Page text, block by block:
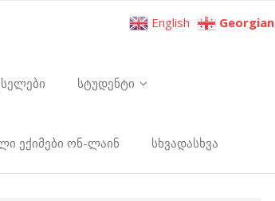
სტუდენტი
ექიმები ონ-ლაინ სხვადასხვა
English Georgian